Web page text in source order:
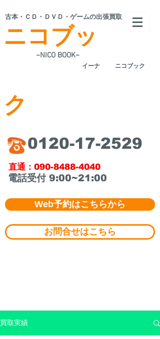
~NICO BOOK~
ニコブッ
ク
​古本・ＣＤ・ＤＶＤ・ゲームの出張買取
​イーナ
​0120-17-2529
ニコブック
​直通：090-8488-4040
​電話受付 9:00~21:00
Web予約はこちらから
お問合せはこちら
買取実績